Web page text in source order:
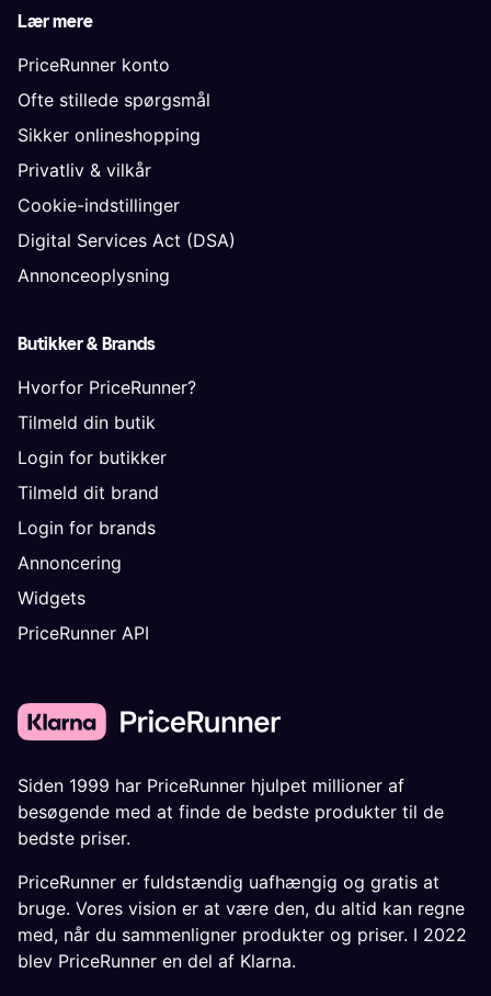
Lær mere
PriceRunner konto
Ofte stillede spørgsmål
Sikker onlineshopping
Privatliv & vilkår
Cookie-indstillinger
Digital Services Act (DSA)
Annonceoplysning
Butikker & Brands
Hvorfor PriceRunner?
Tilmeld din butik
Login for butikker
Tilmeld dit brand
Login for brands
Annoncering
Widgets
PriceRunner API
Siden 1999 har PriceRunner hjulpet millioner af
besøgende med at finde de bedste produkter til de
bedste priser.
PriceRunner er fuldstændig uafhængig og gratis at
bruge. Vores vision er at være den, du altid kan regne
med, når du sammenligner produkter og priser. I 2022
blev PriceRunner en del af Klarna.